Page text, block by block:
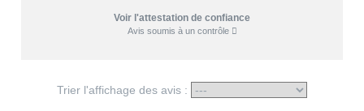
Voir l'attestation de confiance
Avis soumis à un contrôle
Trier l'affichage des avis :